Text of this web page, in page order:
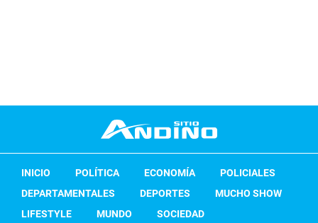
INICIO POLÍTICA ECONOMÍA
POLICIALES
DEPARTAMENTALES
DEPORTES
MUCHO SHOW
LIFESTYLE
MUNDO SOCIEDAD